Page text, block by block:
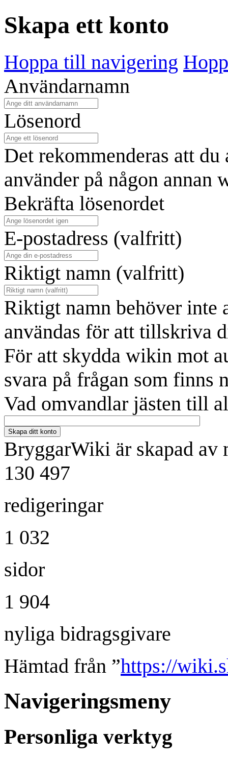
Skapa ett konto
Hoppa till navigering
Användarnamn
Lösenord
Det rekommenderas att
använder på någon annan
Bekräfta lösenordet
E-postadress (valfritt)
Riktigt namn (valfritt)
Riktigt namn behöver inte
användas för att tillskriva
För att skydda wikin mot
svara på frågan som finns
Vad omvandlar jästen till
Skapa ditt konto
BryggarWiki är skapad av
130 497
redigeringar
1 032
sidor
1 904
nyliga bidragsgivare
Hämtad från ”https://
Navigeringsmeny
Personliga verktyg